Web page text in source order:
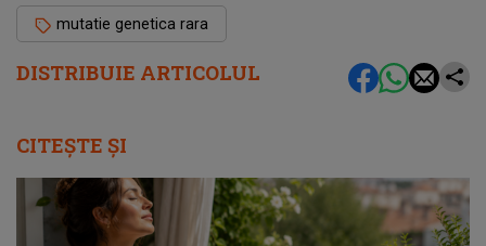
DISTRIBUIE ARTICOLUL
mutatie genetica rara
CITEȘTE ȘI